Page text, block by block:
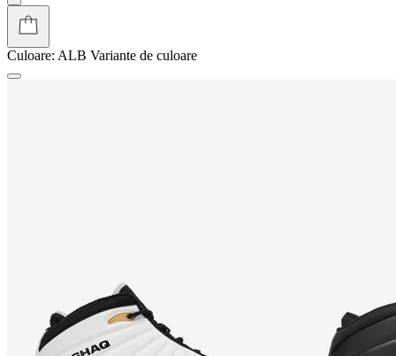
Culoare: ALB Variante de culoare